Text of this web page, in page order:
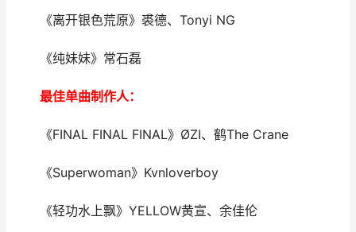
《离开银色荒原》裘德、Tonyi NG
《纯妹妹》常石磊
最佳单曲制作人：
《FINAL FINAL FINAL》ØZI、鹤The Crane
《Superwoman》Kvnloverboy
《轻功水上飘》YELLOW黄宣、余佳伦